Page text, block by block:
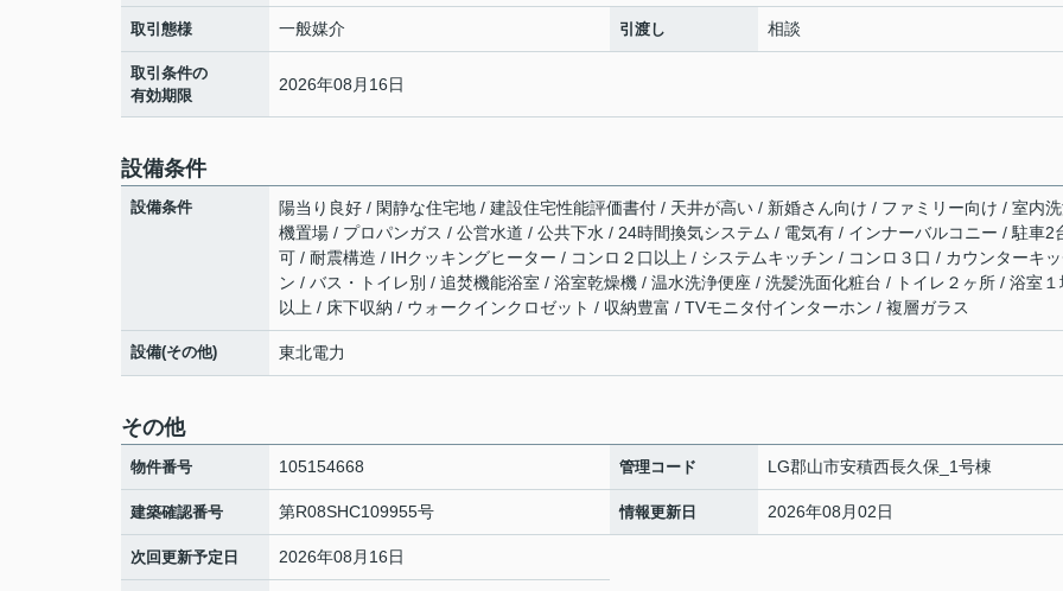
取引態様 一般媒介 引渡し 相談
取引条件の
有効期限
2026年08月16日
設備条件
設備条件
陽当り良好 / 閑静な住宅地 / 建設住宅性能評価書付 / 天井が高い / 新婚さん向け / ファミリー向け / 室内
機置場 / プロパンガス / 公営水道 / 公共下水 / 24時間換気システム / 電気有 / インナーバルコニー / 駐車2
可 / 耐震構造 / IHクッキングヒーター / コンロ２口以上 / システムキッチン / コンロ３口 / カウンターキ
ン / バス・トイレ別 / 追焚機能浴室 / 浴室乾燥機 / 温水洗浄便座 / 洗髪洗面化粧台 / トイレ２ヶ所 / 浴室１
以上 / 床下収納 / ウォークインクロゼット / 収納豊富 / TVモニタ付インターホン / 複層ガラス
設備(その他) 東北電力
その他
物件番号 105154668 管理コード LG郡山市安積西長久保_1号棟
建築確認番号 第R08SHC109955号 情報更新日 2026年08月02日
次回更新予定日 2026年08月16日